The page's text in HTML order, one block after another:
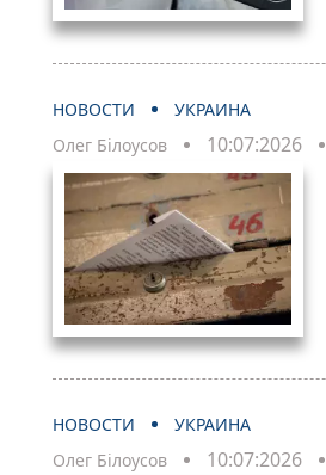
НОВОСТИ
УКРАИНА
Олег Білоусов
10:07:2026
НОВОСТИ
УКРАИНА
Олег Білоусов
10:07:2026